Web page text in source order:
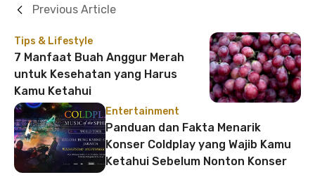
Tips & Lifestyle
7 Manfaat Buah Anggur Merah
untuk Kesehatan yang Harus
Kamu Ketahui
Previous Article
Entertainment
Panduan dan Fakta Menarik
Konser Coldplay yang Wajib Kamu
Ketahui Sebelum Nonton Konser